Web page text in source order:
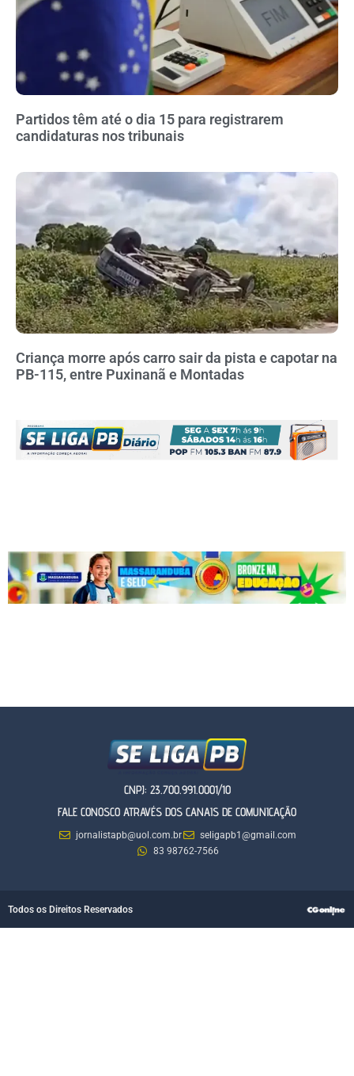
Partidos têm até o dia 15 para registrarem
candidaturas nos tribunais
Criança morre após carro sair da pista e capotar na
PB-115, entre Puxinanã e Montadas
CNPJ: 23.700.991.0001/10
FALE CONOSCO ATRAVÉS DOS CANAIS DE COMUNICAÇÃO
jornalistapb@uol.com.br
seligapb1@gmail.com
83 98762-7566
Todos os Direitos Reservados